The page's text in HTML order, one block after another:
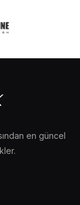
en güncel